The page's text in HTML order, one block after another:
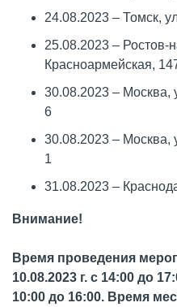
24.08.2023 – Томск,
25.08.2023 – Ростов-
Красноармейская,
30.08.2023 – Москва,
6
30.08.2023 – Москва,
1
31.08.2023 –
Внимание!
Время проведения
10.08.2023 г. с 14:00 до
10:00 до 16:00. Время